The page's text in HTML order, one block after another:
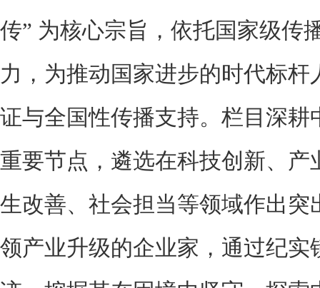
传” 为核心宗旨，依托国家级传
力，为推动国家进步的时代标
证与全国性传播支持。栏目深耕
重要节点，遴选在科技创新、产
生改善、社会担当等领域作出突
领产业升级的企业家，通过纪实